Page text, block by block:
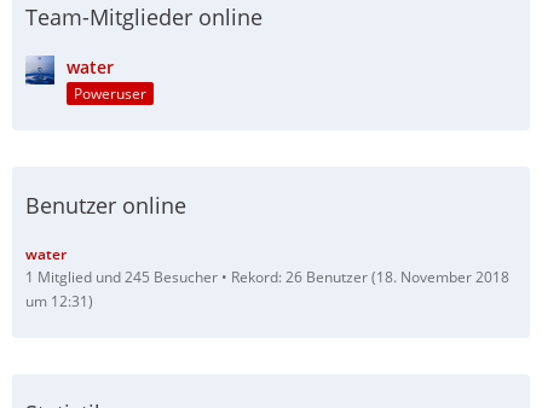
Team-Mitglieder online
water
Poweruser
Benutzer online
water
1 Mitglied und 245 Besucher
Rekord: 26 Benutzer (18. November 2018
um 12:31)